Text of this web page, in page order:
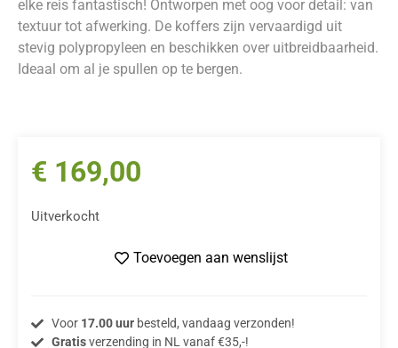
elke reis fantastisch! Ontworpen met oog voor detail: van
textuur tot afwerking. De koffers zijn vervaardigd uit
stevig polypropyleen en beschikken over uitbreidbaarheid.
Ideaal om al je spullen op te bergen.
€ 169,00
Uitverkocht
Toevoegen aan wenslijst
Voor 17.00 uurbesteld, vandaag verzonden!
Gratisverzending in NL vanaf €35,-!